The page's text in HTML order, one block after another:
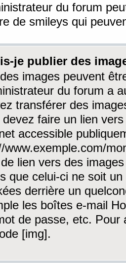
du forum
de smileys qui
je publier des
images peuvent
du forum a
transférer des
devez faire un lien
accessible
www.exemple.com/
lien vers des
que celui-ci ne soit
derrière un
les boîtes e-mail
de passe, etc. Pour
[img].